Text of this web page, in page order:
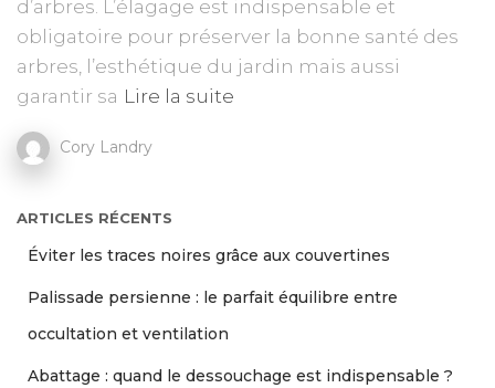
d’arbres. L’élagage est indispensable et
obligatoire pour préserver la bonne santé des
arbres, l’esthétique du jardin mais aussi
garantir sa Lire la suite
Cory Landry
ARTICLES RÉCENTS
Éviter les traces noires grâce aux couvertines
Palissade persienne : le parfait équilibre entre
occultation et ventilation
Abattage : quand le dessouchage est indispensable ?